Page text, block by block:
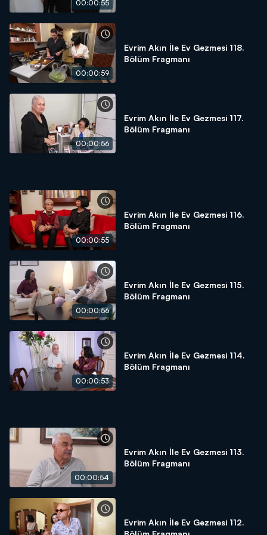
00:00:55
00:00:59
Evrim Akın İle Ev Gezmesi 118.
Bölüm Fragmanı
00:00:56
Evrim Akın İle Ev Gezmesi 117.
Bölüm Fragmanı
00:00:55
Evrim Akın İle Ev Gezmesi 116.
Bölüm Fragmanı
00:00:56
Evrim Akın İle Ev Gezmesi 115.
Bölüm Fragmanı
00:00:53
Evrim Akın İle Ev Gezmesi 114.
Bölüm Fragmanı
00:00:54
Evrim Akın İle Ev Gezmesi 113.
Bölüm Fragmanı
Evrim Akın İle Ev Gezmesi 112.